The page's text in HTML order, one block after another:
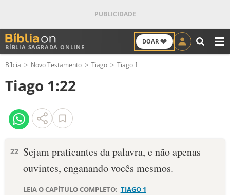
BÍBLIA SAGRADA ONLINE
DOAR ❤️
ANTIGO TESTAMENTO
NOVO TESTAMENTO
VERSÍCULOS
PALAVRA DO DIA
Bíblia Novo Testamento Tiago Tiago 1
Tiago 1:22
22 Sejam praticantes da palavra, e não apenas
ouvintes, enganando vocês mesmos.
LEIA O CAPÍTULO COMPLETO: TIAGO 1